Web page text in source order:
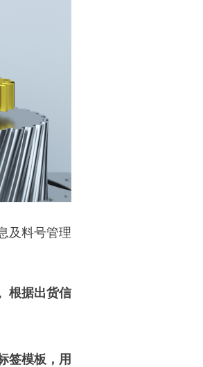
及料号管理
根据出货信
签模板，用